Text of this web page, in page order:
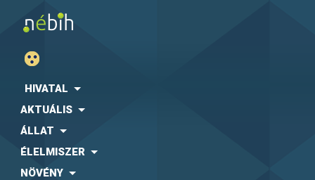
HIVATAL
AKTUÁLIS
ÁLLAT
ÉLELMISZER
NÖVÉNY